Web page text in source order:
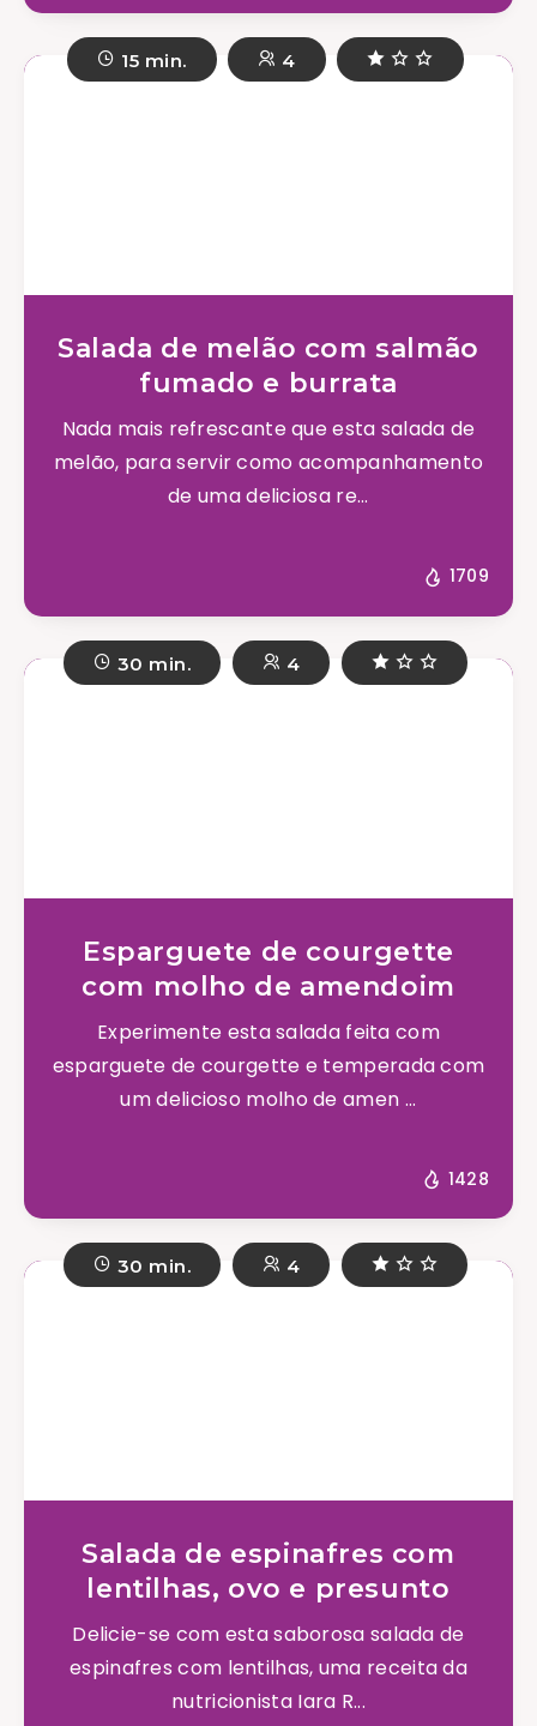
15 min. 4
Salada de melão com salmão
fumado e burrata
Nada mais refrescante que esta salada de
melão, para servir como acompanhamento
de uma deliciosa re...
1709
30 min. 4
Esparguete de courgette
com molho de amendoim
Experimente esta salada feita com
esparguete de courgette e temperada com
um delicioso molho de amen ...
1428
30 min. 4
Salada de espinafres com
lentilhas, ovo e presunto
Delicie-se com esta saborosa salada de
espinafres com lentilhas, uma receita da
nutricionista Iara R...